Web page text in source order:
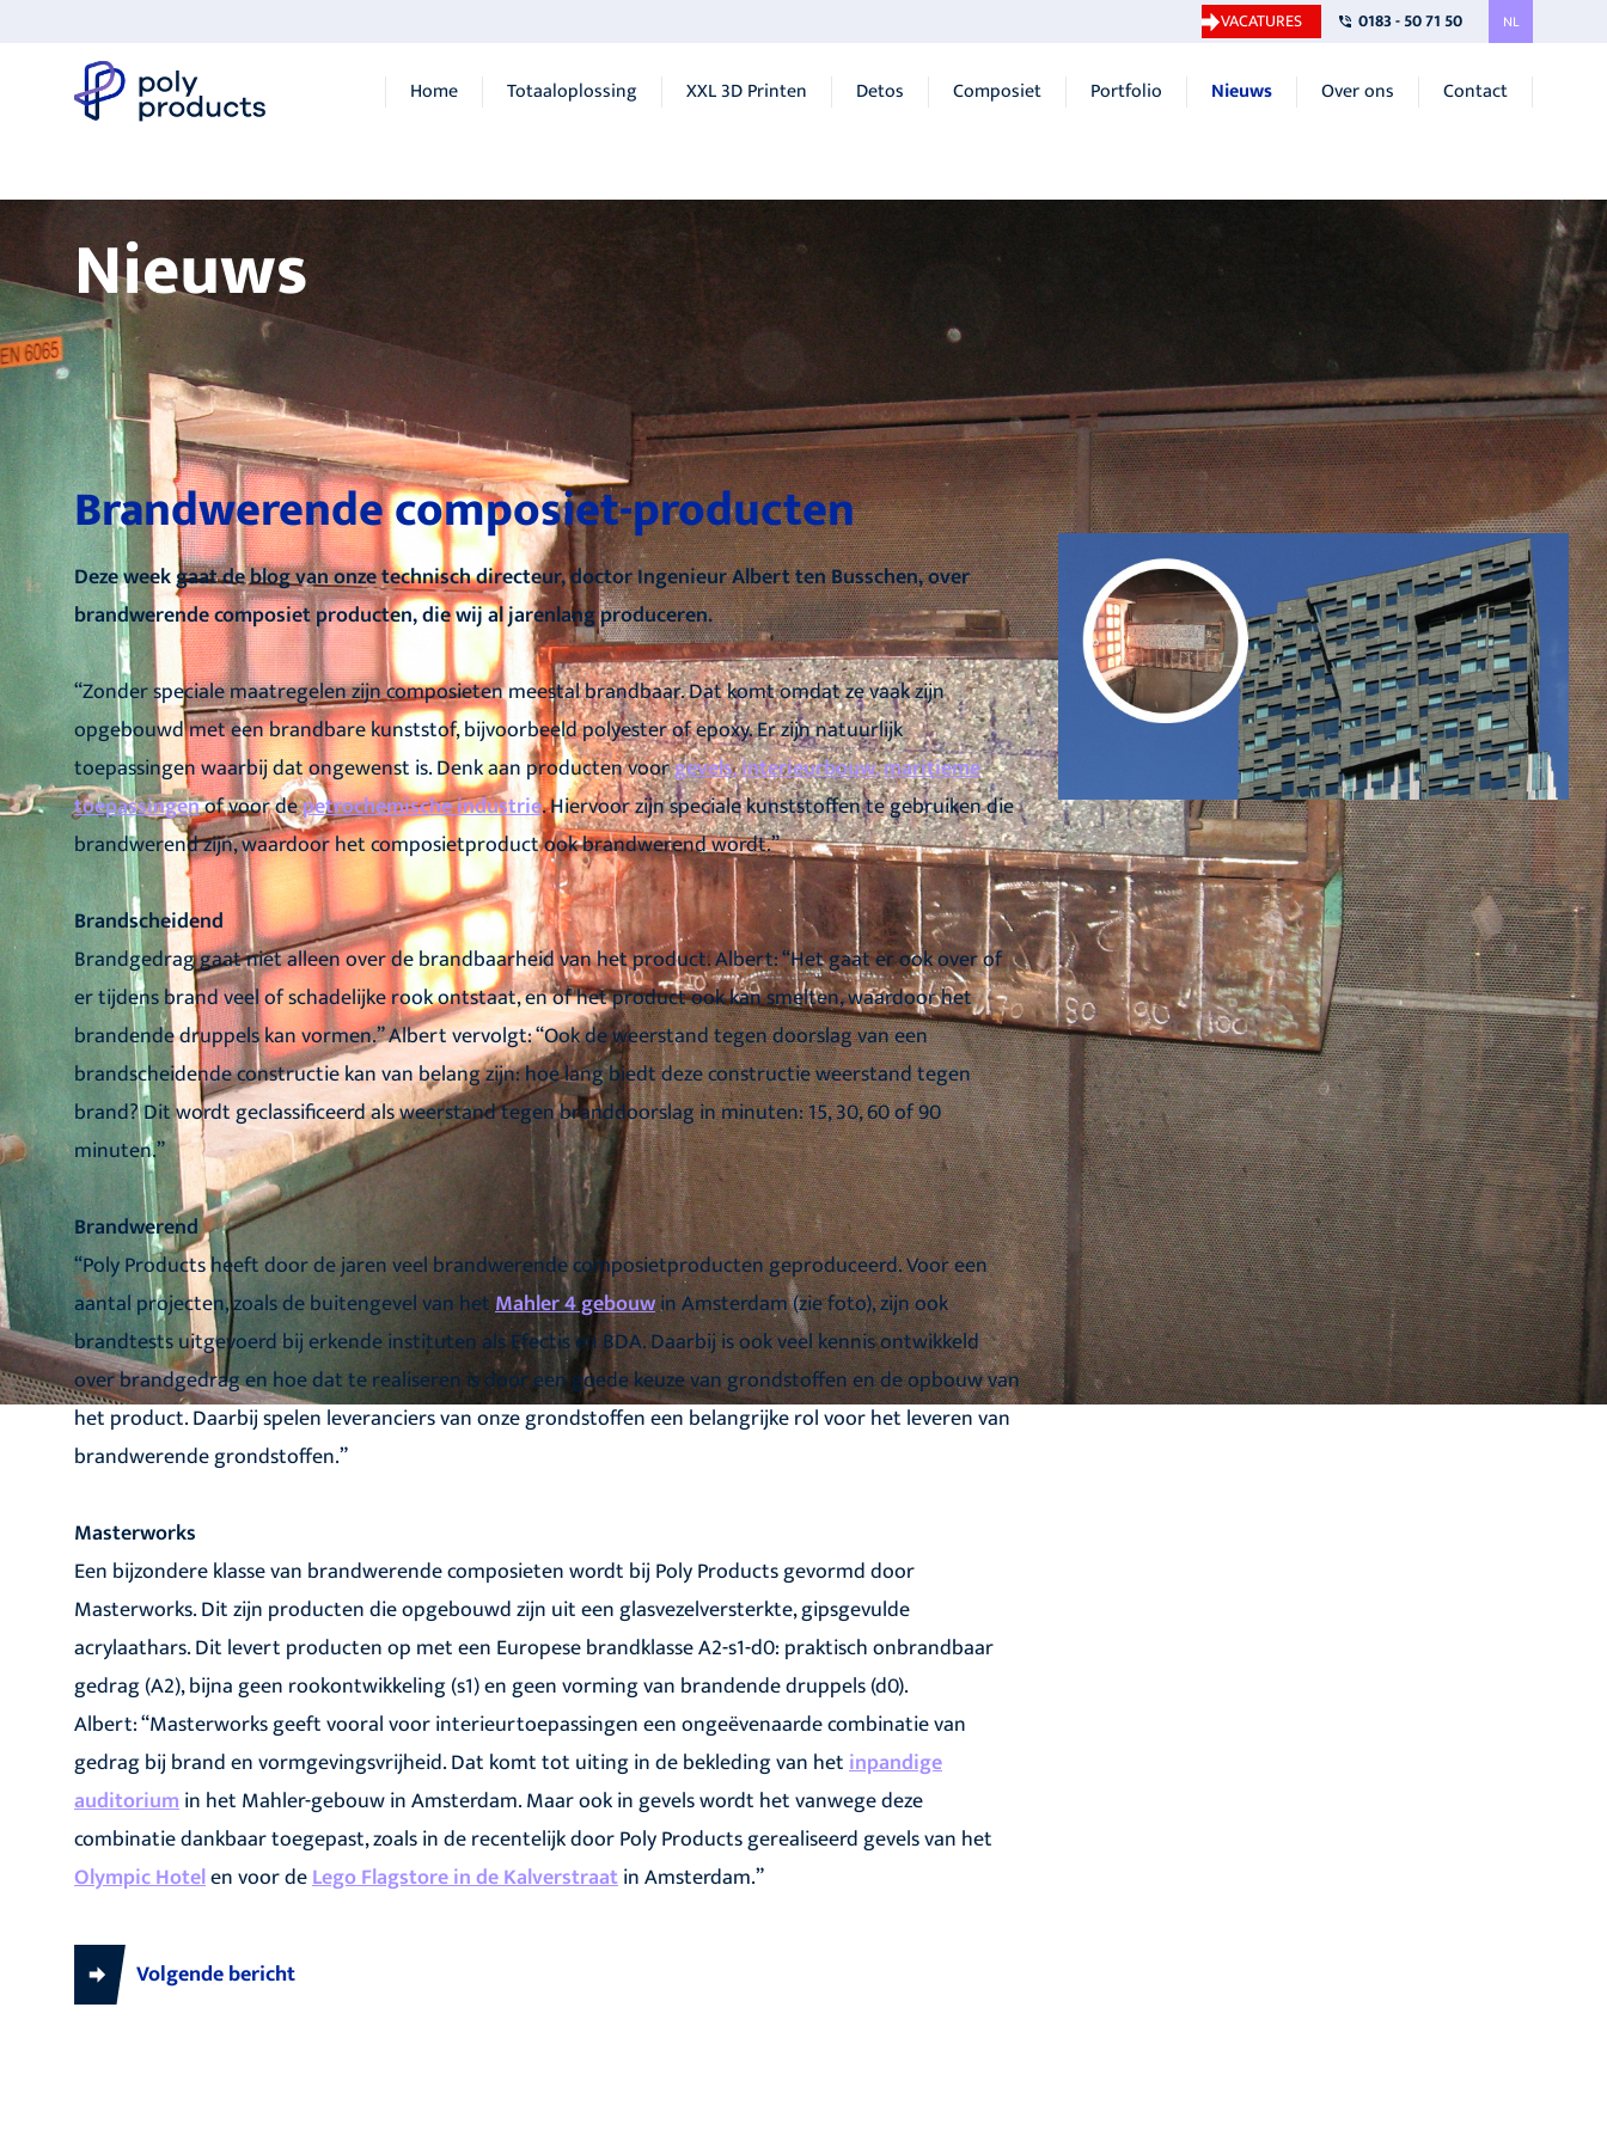
VACATURES 0183 - 50 71 50 NL
Home Totaaloplossing XXL 3D Printen Detos Composiet Portfolio Nieuws Over ons Contact
Nieuws
Brandwerende composiet-producten
Deze week gaat de blog van onze technisch directeur, doctor Ingenieur Albert ten Busschen, over
brandwerende composiet producten, die wij al jarenlang produceren.
“Zonder speciale maatregelen zijn composieten meestal brandbaar. Dat komt omdat ze vaak zijn
opgebouwd met een brandbare kunststof, bijvoorbeeld polyester of epoxy. Er zijn natuurlijk
toepassingen waarbij dat ongewenst is. Denk aan producten voorgevels,interieurbouw,maritieme
toepassingenof voor depetrochemische industrie. Hiervoor zijn speciale kunststoffen te gebruiken die
brandwerend zijn, waardoor het composietproduct ook brandwerend wordt.”
Brandscheidend
Brandgedrag gaat niet alleen over de brandbaarheid van het product. Albert: “Het gaat er ook over of
er tijdens brand veel of schadelijke rook ontstaat, en of het product ook kan smelten, waardoor het
brandende druppels kan vormen.” Albert vervolgt: “Ook de weerstand tegen doorslag van een
brandscheidende constructie kan van belang zijn: hoe lang biedt deze constructie weerstand tegen
brand? Dit wordt geclassificeerd als weerstand tegen branddoorslag in minuten: 15, 30, 60 of 90
minuten.”
Brandwerend
“Poly Products heeft door de jaren veel brandwerende composietproducten geproduceerd. Voor een
aantal projecten, zoals de buitengevel van hetMahler 4 gebouwin Amsterdam (zie foto), zijn ook
brandtests uitgevoerd bij erkende instituten als Efectis en BDA. Daarbij is ook veel kennis ontwikkeld
over brandgedrag en hoe dat te realiseren is door een goede keuze van grondstoffen en de opbouw van
het product. Daarbij spelen leveranciers van onze grondstoffen een belangrijke rol voor het leveren van
brandwerende grondstoffen.”
Masterworks
Een bijzondere klasse van brandwerende composieten wordt bij Poly Products gevormd door
Masterworks. Dit zijn producten die opgebouwd zijn uit een glasvezelversterkte, gipsgevulde
acrylaathars. Dit levert producten op met een Europese brandklasse A2-s1-d0: praktisch onbrandbaar
gedrag (A2), bijna geen rookontwikkeling (s1) en geen vorming van brandende druppels (d0).
Albert: “Masterworks geeft vooral voor interieurtoepassingen een ongeëvenaarde combinatie van
gedrag bij brand en vormgevingsvrijheid. Dat komt tot uiting in de bekleding van hetinpandige
auditoriumin het Mahler-gebouw in Amsterdam. Maar ook in gevels wordt het vanwege deze
combinatie dankbaar toegepast, zoals in de recentelijk door Poly Products gerealiseerd gevels van het
Olympic Hotelen voor deLego Flagstore in de Kalverstraatin Amsterdam.”
Volgende bericht